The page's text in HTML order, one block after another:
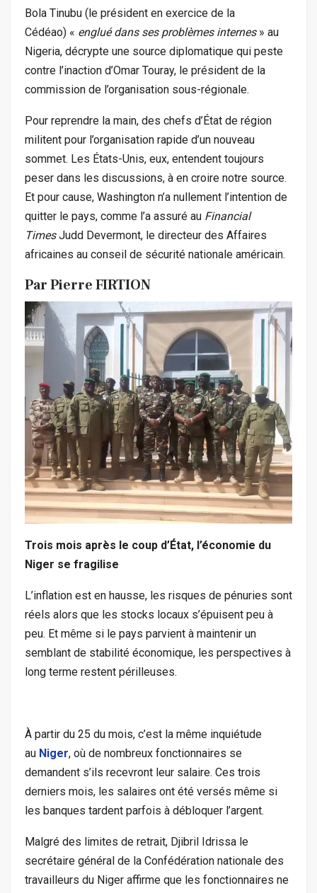
Bola Tinubu (le président en exercice de la
Cédéao) « englué dans ses problèmes internes» au
Nigeria, décrypte une source diplomatique qui peste
contre l’inaction d’Omar Touray, le président de la
commission de l’organisation sous-régionale.
Pour reprendre la main, des chefs d’État de région
militent pour l’organisation rapide d’un nouveau
sommet. Les États-Unis, eux, entendent toujours
peser dans les discussions, à en croire notre source.
Et pour cause, Washington n’a nullement l’intention de
quitter le pays, comme l’a assuré au Financial
TimesJudd Devermont, le directeur des Affaires
africaines au conseil de sécurité nationale américain.
Par Pierre FIRTION
Trois mois après le coup d’État, l’économie du
Niger se fragilise
L’inflation est en hausse, les risques de pénuries sont
réels alors que les stocks locaux s’épuisent peu à
peu. Et même si le pays parvient à maintenir un
semblant de stabilité économique, les perspectives à
long terme restent périlleuses.
À partir du 25 du mois, c’est la même inquiétude
au Niger, où de nombreux fonctionnaires se
demandent s’ils recevront leur salaire. Ces trois
derniers mois, les salaires ont été versés même si
les banques tardent parfois à débloquer l’argent.
Malgré des limites de retrait, Djibril Idrissa le
secrétaire général de la Confédération nationale des
travailleurs du Niger affirme que les fonctionnaires ne